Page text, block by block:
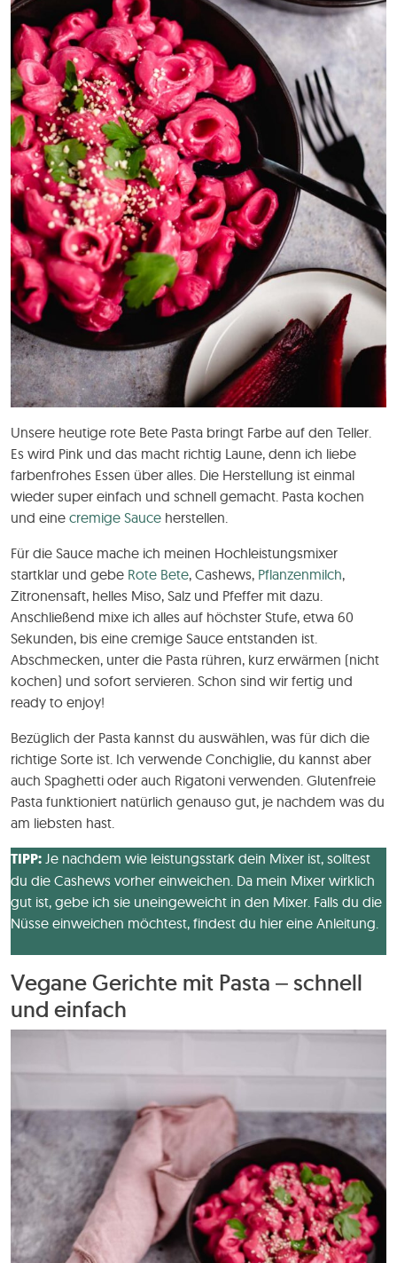
Unsere heutige rote Bete Pasta bringt Farbe auf den Teller.
Es wird Pink und das macht richtig Laune, denn ich liebe
farbenfrohes Essen über alles. Die Herstellung ist einmal
wieder super einfach und schnell gemacht. Pasta kochen
und eine cremige Sauce herstellen.
Für die Sauce mache ich meinen Hochleistungsmixer
startklar und gebe Rote Bete, Cashews, Pflanzenmilch,
Zitronensaft, helles Miso, Salz und Pfeffer mit dazu.
Anschließend mixe ich alles auf höchster Stufe, etwa 60
Sekunden, bis eine cremige Sauce entstanden ist.
Abschmecken, unter die Pasta rühren, kurz erwärmen (nicht
kochen) und sofort servieren. Schon sind wir fertig und
ready to enjoy!
Bezüglich der Pasta kannst du auswählen, was für dich die
richtige Sorte ist. Ich verwende Conchiglie, du kannst aber
auch Spaghetti oder auch Rigatoni verwenden. Glutenfreie
Pasta funktioniert natürlich genauso gut, je nachdem was du
am liebsten hast.
TIPP: Je nachdem wie leistungsstark dein Mixer ist, solltest
du die Cashews vorher einweichen. Da mein Mixer wirklich
gut ist, gebe ich sie uneingeweicht in den Mixer. Falls du die
Nüsse einweichen möchtest, findest du hier eine Anleitung.
Vegane Gerichte mit Pasta – schnell
und einfach